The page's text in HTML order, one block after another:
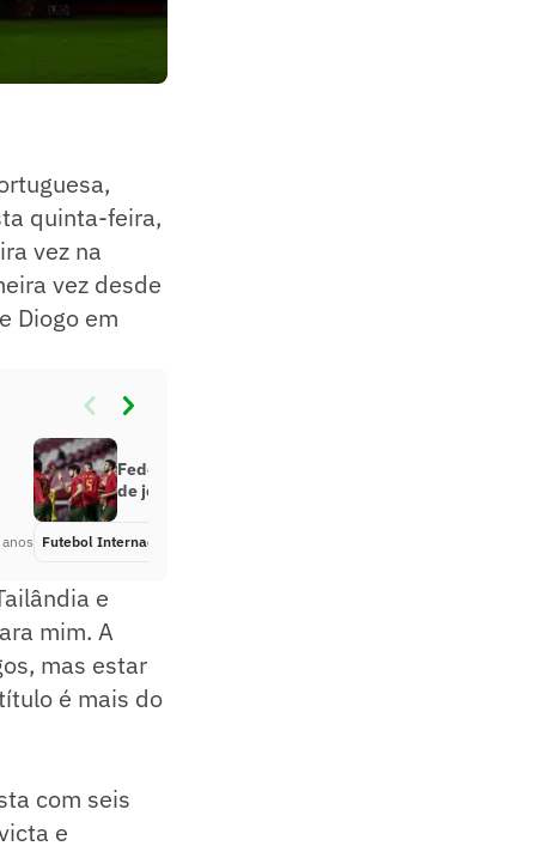
quinta-feira,
vez na
vez desde
Diogo em
Federação Portuguesa muda local
de jogo das Eliminatórias da Copa
Futebol Internacional
e
mim. A
mas estar
é mais do
com seis
e